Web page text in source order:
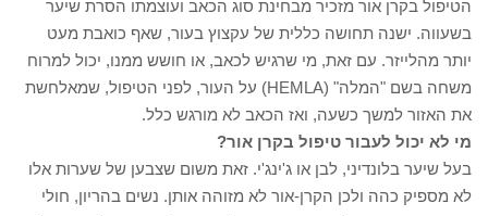
הטיפול בקרן אור מזכיר מבחינת סוג הכאב ועוצמתו הסרת שיער
בשעווה. ישנה תחושה כללית של עקצוץ בעור, שאף כואבת מעט
יותר מהלייזר. עם זאת, מי שרגיש לכאב, או חושש ממנו, יכול למרוח
משחה בשם "המלה" (HEMLA) על העור, לפני הטיפול, שמאלחשת
את האזור למשך כשעה, ואז הכאב לא מורגש כלל.
מי לא יכול לעבור טיפול בקרן אור?
בעל שיער בלונדיני, לבן או ג'ינג'י. זאת משום שצבען של שערות אלו
לא מספיק כהה ולכן הקרן-אור לא מזוהה אותן. נשים בהריון, חולי